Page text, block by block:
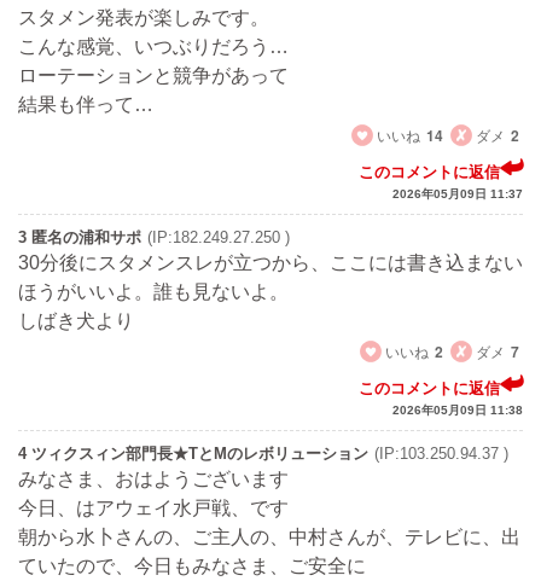
スタメン発表が楽しみです。
こんな感覚、いつぶりだろう…
ローテーションと競争があって
結果も伴って…
いいね 14 ダメ 2
このコメントに返信
2026年05月09日 11:37
3 匿名の浦和サポ (IP:182.249.27.250 )
30分後にスタメンスレが立つから、ここには書き込まない
ほうがいいよ。誰も見ないよ。
しばき犬より
いいね 2 ダメ 7
このコメントに返信
2026年05月09日 11:38
4 ツィクスィン部門長★TとMのレボリューション (IP:103.250.94.37 )
みなさま、おはようございます
今日、はアウェイ水戸戦、です
朝から水卜さんの、ご主人の、中村さんが、テレビに、出
ていたので、今日もみなさま、ご安全に